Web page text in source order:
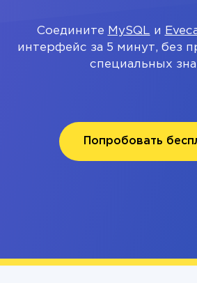
Соедините MySQL и
интерфейс за 5 минут, без
специальных
Попробовать